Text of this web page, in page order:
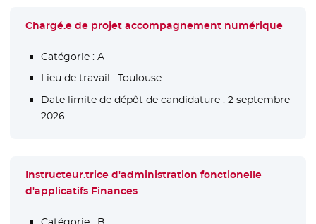
Chargé.e de projet accompagnement numérique
Catégorie : A
Lieu de travail : Toulouse
Date limite de dépôt de candidature : 2 septembre
2026
Instructeur.trice d'administration fonctionelle
d'applicatifs Finances